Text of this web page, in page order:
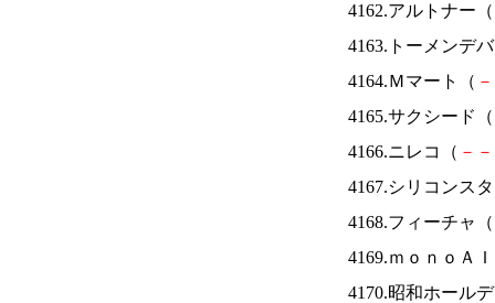
4162.アルトナー（
4163.トーメンデ
4164.Ｍマート（ －
4165.サクシード（
4166.ニレコ（ － －
4167.シリコンス
4168.フィーチャ（
4169.ｍｏｎｏＡ
4170.昭和ホール